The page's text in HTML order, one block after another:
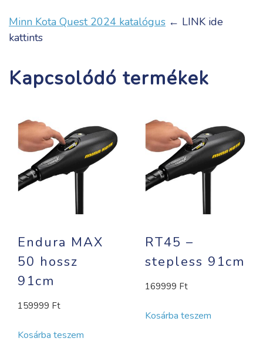
Minn Kota Quest 2024 katalógus ← LINK ide
kattints
Kapcsolódó termékek
Endura MAX
50 hossz
91cm
159999 Ft
Kosárba teszem
RT45 –
stepless 91cm
169999 Ft
Kosárba teszem